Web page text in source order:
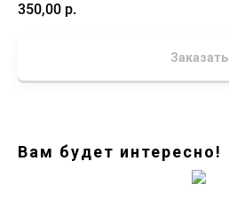
350,00 р.
Заказать
Вам будет интересно!